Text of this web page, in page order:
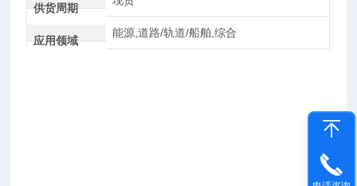
供货周期
应用领域
能源,道路/轨道/船舶,综合